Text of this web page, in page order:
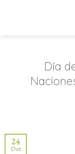
Día
24
Oct